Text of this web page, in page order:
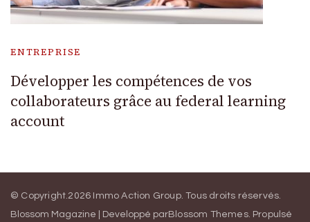
ENTREPRISE
Développer les compétences de vos
collaborateurs grâce au federal learning
account
© Copyright.2026 Immo Action Group. Tous droits réservés.
Blossom Magazine | Developpé parBlossom Themes. Propulsé